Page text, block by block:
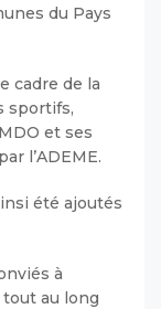
du Pays
cadre de la
sportifs,
et ses
l’ADEME.
été ajoutés
à
au long